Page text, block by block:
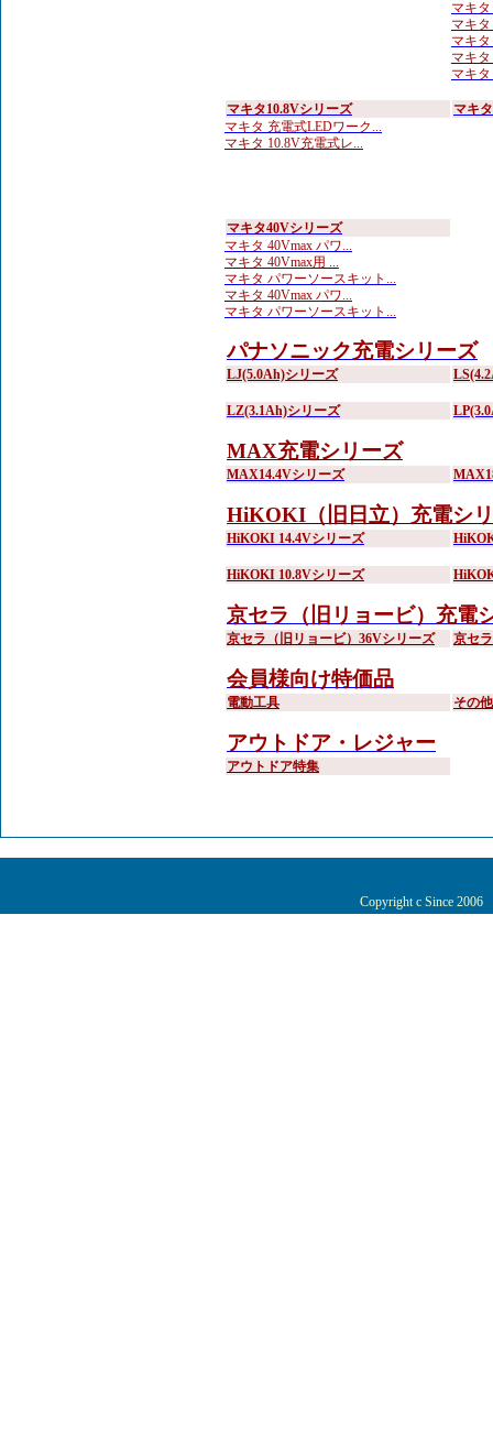
マキ
マキ
マキ
マキ
マキ
マキタ10.8Vシリーズ
マキタ 充電式LEDワーク...
マキタ 10.8V充電式レ...
マキ
マキタ40Vシリーズ
マキタ 40Vmax パワ...
マキタ 40Vmax用 ...
マキタ パワーソースキット...
マキタ 40Vmax パワ...
マキタ パワーソースキット...
パナソニック充電シリーズ
LJ(5.0Ah)シリーズ
LZ(3.1Ah)シリーズ
MAX充電シリーズ
MAX14.4Vシリーズ
HiKOKI（旧日立）充電シ
HiKOKI 14.4Vシリーズ
HiKOKI 10.8Vシリーズ
京セラ（旧リョービ）充電
京セラ（旧リョービ）36Vシリーズ 京セ
会員様向け特価品
電動工具 その他
アウトドア・レジャー
アウトドア特集
Copyright c Since